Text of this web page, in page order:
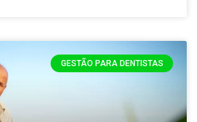
GESTÃO PARA DENTISTAS